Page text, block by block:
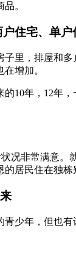
。
住宅、单户
里，排屋和
增加。
10年，12年
况非常满意
居民住在独
少年，但也